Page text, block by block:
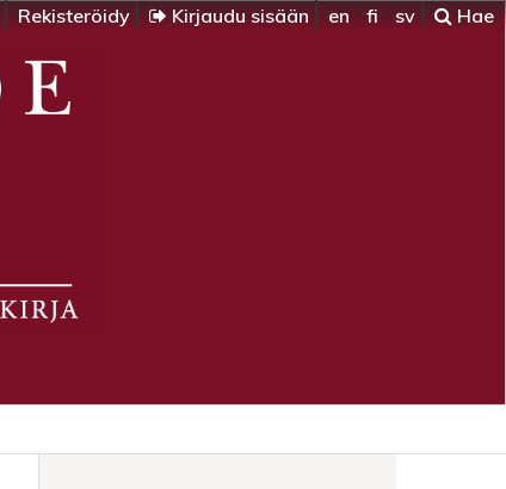
Rekisteröidy Kirjaudu sisään en fi sv Hae